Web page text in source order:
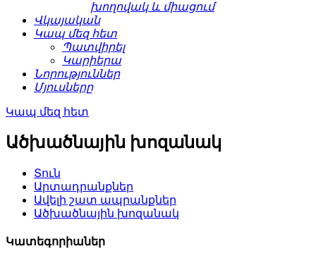
խողովակ և միացում
Վկայական
Կապ մեզ հետ
Պատվիրել
Կարիերա
Նորություններ
Մյուսները
Կապ մեզ հետ
Ածխածնային խոզանակ
Տուն
Արտադրանքներ
Ավելի շատ ապրանքներ
Ածխածնային խոզանակ
Կատեգորիաներ